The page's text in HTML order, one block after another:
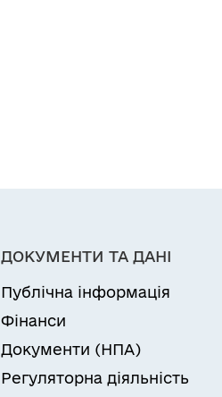
ДОКУМЕНТИ ТА ДАНІ
Публічна інформація
Фінанси
Документи (НПА)
Регуляторна діяльність